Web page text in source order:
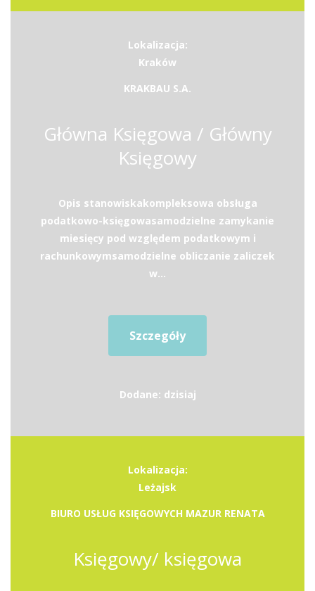
Lokalizacja:
Kraków
KRAKBAU S.A.
Główna Księgowa / Główny
Księgowy
Opis stanowiskakompleksowa obsługa
podatkowo-księgowasamodzielne zamykanie
miesięcy pod względem podatkowym i
rachunkowymsamodzielne obliczanie zaliczek
w...
Szczegóły
Dodane: dzisiaj
Lokalizacja:
Leżajsk
BIURO USŁUG KSIĘGOWYCH MAZUR RENATA
Księgowy/ księgowa